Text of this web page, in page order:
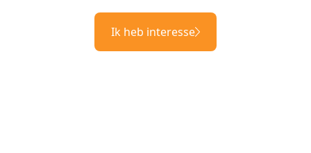
Ik heb interesse